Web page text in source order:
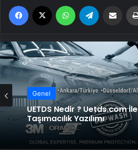
Facebook WhatsApp Email'den
Genel
UETDS Nedir ? Uetds.com
Taşımacılık Yazılımı